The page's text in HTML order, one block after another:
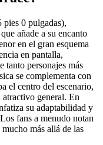
pies 0 pulgadas),
añade a su encanto
en el gran esquema
en pantalla,
tanto personajes más
se complementa con
el centro del escenario,
general. En
su adaptabilidad y
fans a menudo notan
más allá de las